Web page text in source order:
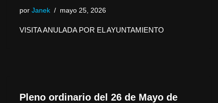
por Janek mayo 25, 2026
VISITA ANULADA POR EL AYUNTAMIENTO
Pleno ordinario del 26 de Mayo de